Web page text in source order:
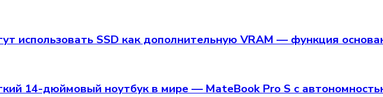
использовать SSD как дополнительную VRAM — функция
14-дюймовый ноутбук в мире — MateBook Pro S с